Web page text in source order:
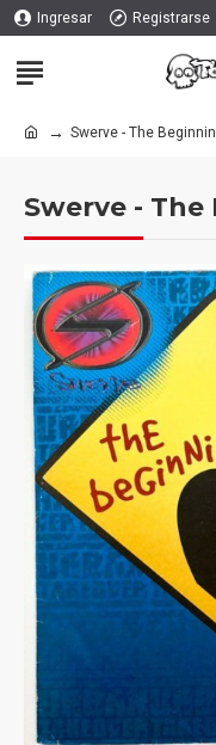
Ingresar Registrarse
Swerve - The
Swerve - The